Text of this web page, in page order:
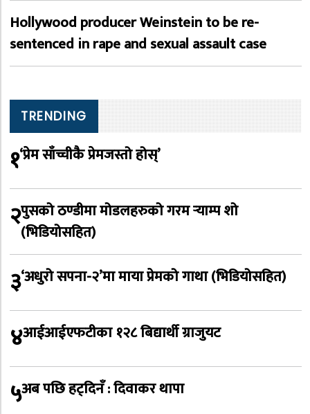
Hollywood producer Weinstein to be re-
sentenced in rape and sexual assault case
TRENDING
१‘प्रेम साँच्चीकै प्रेमजस्तो होस्’
२पुसको ठण्डीमा मोडलहरुको गरम र्‍याम्प शो
(भिडियोसहित)
३‘अधुरो सपना-२’मा माया प्रेमको गाथा (भिडियोसहित)
४आईआईएफटीका १२८ बिद्यार्थी ग्राजुयट
५अब पछि हट्दिनँ : दिवाकर थापा